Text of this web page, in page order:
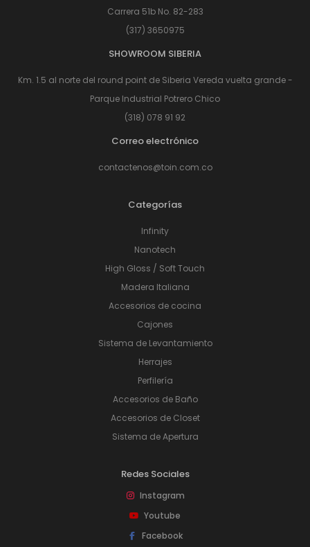
Carrera 51b No. 82-283
(317) 3650975
SHOWROOM SIBERIA
Km. 1.5 al norte del round point de Siberia Vereda vuelta grande -
Parque Industrial Potrero Chico
(318) 078 91 92
Correo electrónico
contactenos@toin.com.co
Categorías
Infinity
Nanotech
High Gloss / Soft Touch
Madera Italiana
Accesorios de cocina
Cajones
Sistema de Levantamiento
Herrajes
Perfilería
Accesorios de Baño
Accesorios de Closet
Sistema de Apertura
Redes Sociales
Instagram
Youtube
Facebook